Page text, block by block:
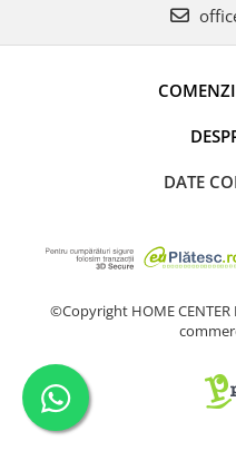
DATE
©Copyright HOME CENTER